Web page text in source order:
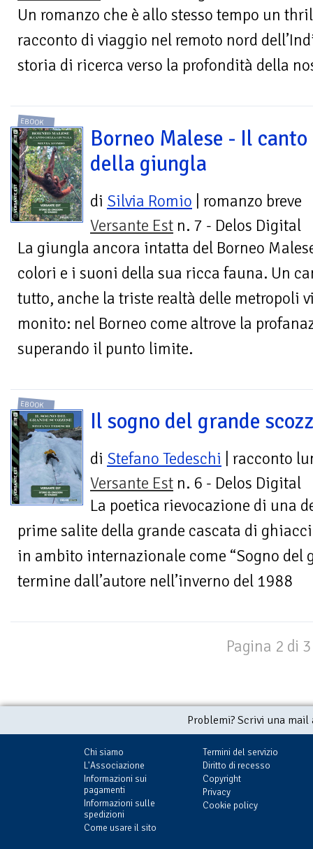
Un romanzo che è allo stesso tempo un
racconto di viaggio nel remoto nord
storia di ricerca verso la profondità della
EBOOK
Borneo Malese - Il canto
della giungla
di Silvia Romio | romanzo breve
Versante Est n. 7 - Delos Digital
La giungla ancora intatta del Borneo
colori e i suoni della sua ricca fauna. Un
tutto, anche la triste realtà delle metropoli
monito: nel Borneo come altrove la
superando il punto limite.
EBOOK
Il sogno del grande
di Stefano Tedeschi | racconto
Versante Est n. 6 - Delos Digital
La poetica rievocazione di una
prime salite della grande cascata di
in ambito internazionale come “Sogno del
termine dall’autore nell’inverno del 1988
Pagina 2 di 3
Problemi? Scrivi una
Chi siamo
L'Associazione
Informazioni sui
pagamenti
Informazioni sulle
spedizioni
Come usare il sito
Termini del servizio
Diritto di recesso
Copyright
Privacy
Cookie policy